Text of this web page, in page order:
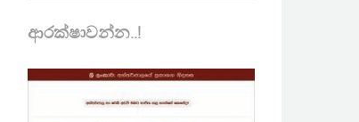
ආරක්ෂාවන්න..!